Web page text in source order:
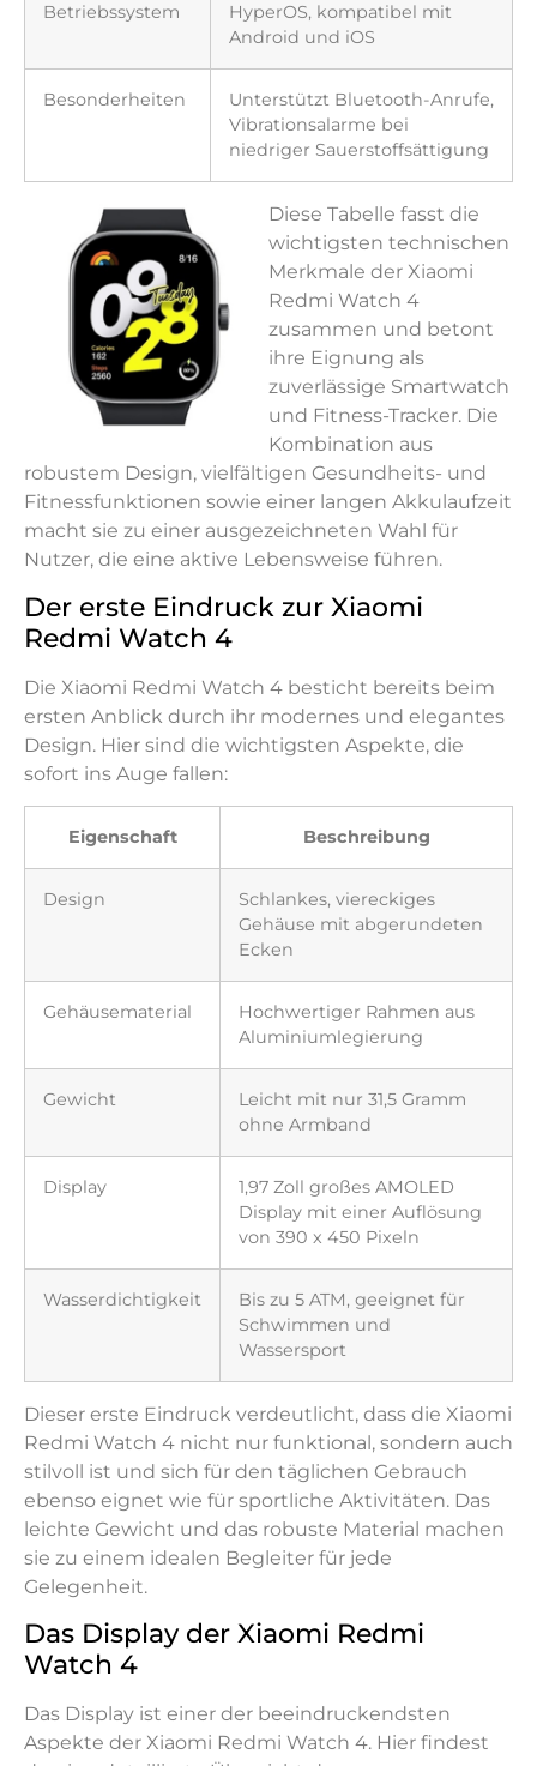
Betriebssystem
HyperOS, kompatibel mit
Android und iOS
Besonderheiten
Unterstützt Bluetooth-Anrufe,
Vibrationsalarme bei
niedriger Sauerstoffsättigung
Diese Tabelle fasst die
wichtigsten technischen
Merkmale der Xiaomi
Redmi Watch 4
zusammen und betont
ihre Eignung als
zuverlässige Smartwatch
und Fitness-Tracker. Die
Kombination aus
robustem Design, vielfältigen Gesundheits- und
Fitnessfunktionen sowie einer langen Akkulaufzeit
macht sie zu einer ausgezeichneten Wahl für
Nutzer, die eine aktive Lebensweise führen.
Der erste Eindruck zur Xiaomi
Redmi Watch 4
Die Xiaomi Redmi Watch 4 besticht bereits beim
ersten Anblick durch ihr modernes und elegantes
Design. Hier sind die wichtigsten Aspekte, die
sofort ins Auge fallen:
Eigenschaft Beschreibung
Design
Schlankes, viereckiges
Gehäuse mit abgerundeten
Ecken
Gehäusematerial
Hochwertiger Rahmen aus
Aluminiumlegierung
Gewicht
Leicht mit nur 31,5 Gramm
ohne Armband
Display
1,97 Zoll großes AMOLED
Display mit einer Auflösung
von 390 x 450 Pixeln
Wasserdichtigkeit
Bis zu 5 ATM, geeignet für
Schwimmen und
Wassersport
Dieser erste Eindruck verdeutlicht, dass die Xiaomi
Redmi Watch 4 nicht nur funktional, sondern auch
stilvoll ist und sich für den täglichen Gebrauch
ebenso eignet wie für sportliche Aktivitäten. Das
leichte Gewicht und das robuste Material machen
sie zu einem idealen Begleiter für jede
Gelegenheit.
Das Display der Xiaomi Redmi
Watch 4
Das Display ist einer der beeindruckendsten
Aspekte der Xiaomi Redmi Watch 4. Hier findest